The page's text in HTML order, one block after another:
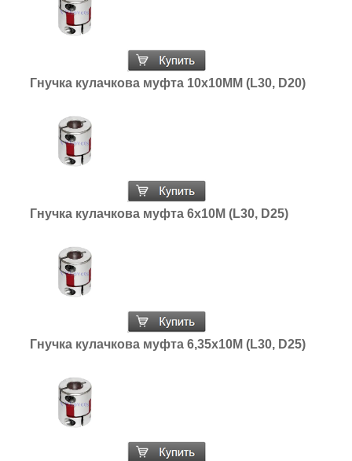
Гнучка кулачкова муфта 10х10ММ (L30, D20)
Гнучка кулачкова муфта 6х10М (L30, D25)
Гнучка кулачкова муфта 6,35х10М (L30, D25)